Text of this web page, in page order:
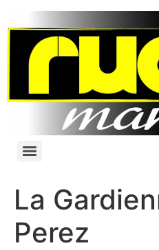
La
Perez